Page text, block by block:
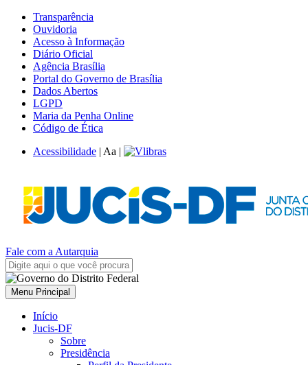
Transparência
Ouvidoria
Acesso à Informação
Diário Oficial
Agência Brasília
Portal do Governo de Brasília
Dados Abertos
LGPD
Maria da Penha Online
Código de Ética
Acessibilidade | Aa |
Fale com a Autarquia
Menu Principal
Início
Jucis-DF
Sobre
Presidência